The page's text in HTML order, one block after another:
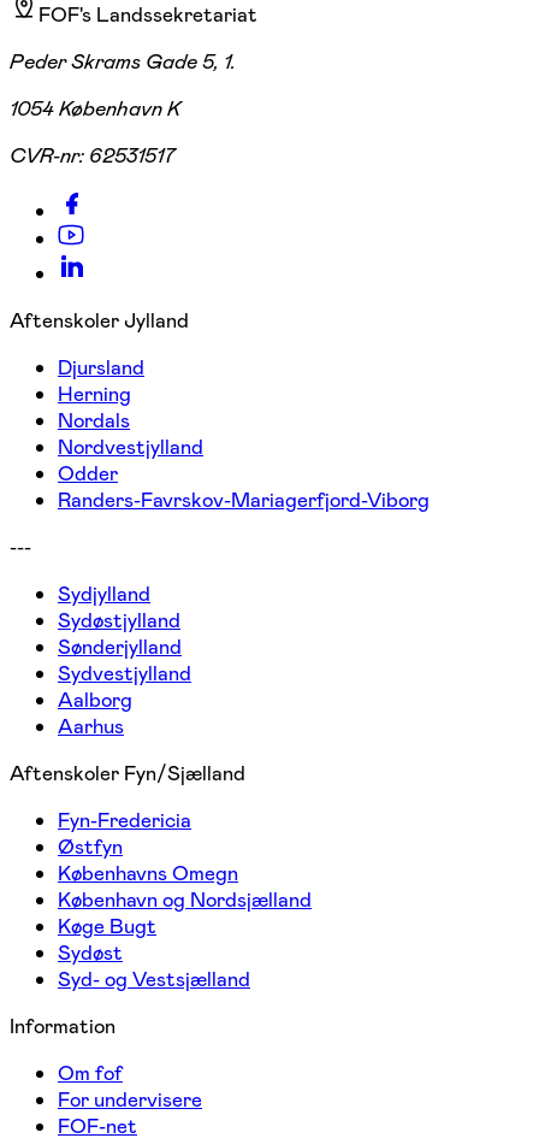
FOF's Landssekretariat
Peder Skrams Gade 5, 1.
1054 København K
CVR-nr: 62531517
Aftenskoler Jylland
Djursland
Herning
Nordals
Nordvestjylland
Odder
Randers-Favrskov-Mariagerfjord-Viborg
---
Sydjylland
Sydøstjylland
Sønderjylland
Sydvestjylland
Aalborg
Aarhus
Aftenskoler Fyn/Sjælland
Fyn-Fredericia
Østfyn
Københavns Omegn
København og Nordsjælland
Køge Bugt
Sydøst
Syd- og Vestsjælland
Information
Om fof
For undervisere
FOF-net